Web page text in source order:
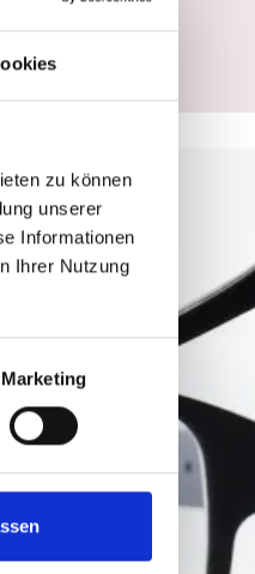
zu können
unserer
Informationen
Ihrer Nutzung
Marketing